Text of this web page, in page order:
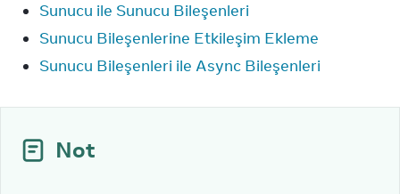
Sunucu ile Sunucu Bileşenleri
Sunucu Bileşenlerine Etkileşim Ekleme
Sunucu Bileşenleri ile Async Bileşenleri
Not